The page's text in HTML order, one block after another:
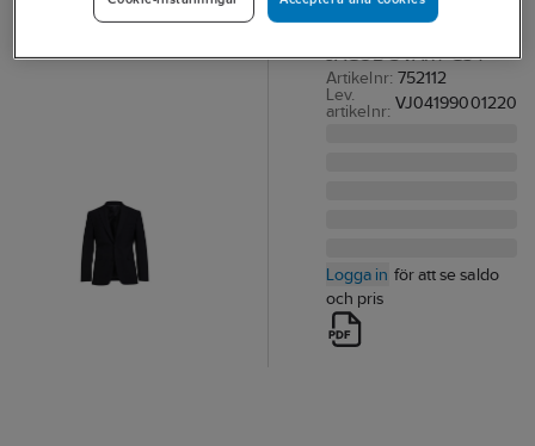
KAVAJ TEXSTAR VJ04
JACOB SVART C54
Artikelnr: 752112
Lev.
artikelnr: VJ04199001220
Logga in för att se saldo
och pris